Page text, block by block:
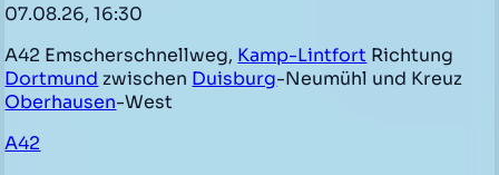
07.08.26, 16:30
A42 Emscherschnellweg, Kamp-Lintfort Richtung
Dortmund zwischen Duisburg-Neumühl und Kreuz
Oberhausen-West
A42